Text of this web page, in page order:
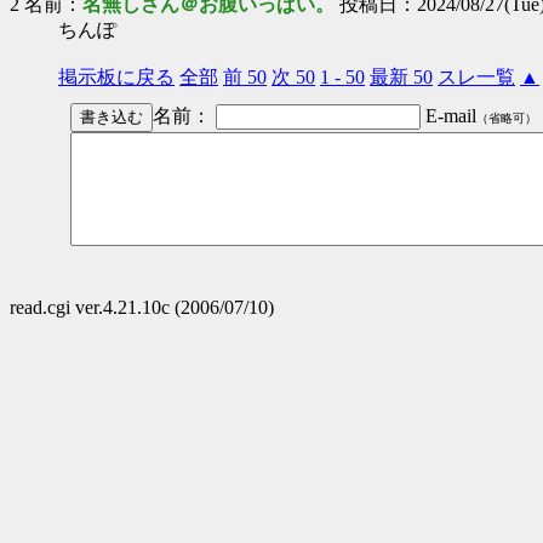
2 名前： 名無しさん＠お腹いっぱい。 投稿日：2024/08/
ちんぽ
掲示板に戻る 全部 前 50 次 50 1 - 50 最新 50 スレ一覧 ▲
名前：
E-mail （省略可）
read.cgi ver.4.21.10c (2006/07/10)